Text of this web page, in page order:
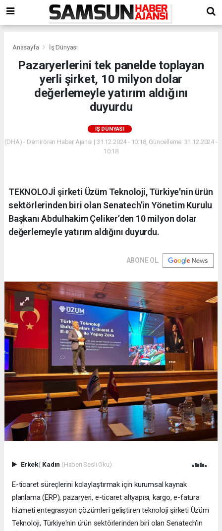
Anasayfa İş Dünyası
Pazaryerlerini tek panelde toplayan
yerli şirket, 10 milyon dolar
değerlemeyle yatırım aldığını
duyurdu
İŞ DÜNYASI
(DHA) - Demirören Haber Ajansı | 31.12.2024 - 10:18, Güncelleme: 31.12.2024 -
10:18
TEKNOLOJİ şirketi Üzüm Teknoloji, Türkiye'nin ürün
sektörlerinden biri olan Senatech’in Yönetim Kurulu
Başkanı Abdulhakim Çeliker’den 10 milyon dolar
değerlemeyle yatırım aldığını duyurdu.
ABONE OL
Erkek| Kadın (Haberi Sesli Oku)
E-ticaret süreçlerini kolaylaştırmak için kurumsal kaynak
planlama (ERP), pazaryeri, e-ticaret altyapısı, kargo, e-fatura
hizmeti entegrasyon çözümleri geliştiren teknoloji şirketi Üzüm
Teknoloji, Türkiye'nin ürün sektörlerinden biri olan Senatech’in